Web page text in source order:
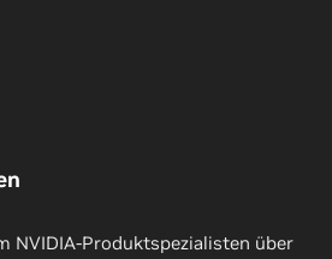
Riva einen GPU-
mit angepassten
NVIDIA-Produktspezialisten über